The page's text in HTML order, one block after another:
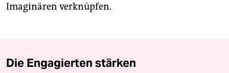
Imaginären verknüpfen.
Die Engagierten stärken